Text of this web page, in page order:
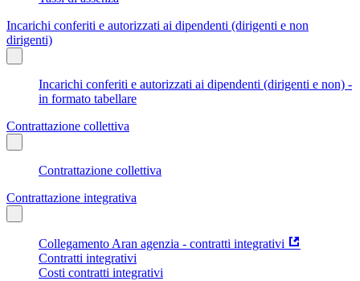
Incarichi conferiti e autorizzati ai dipendenti (dirigenti e non
dirigenti)
Incarichi conferiti e autorizzati ai dipendenti (dirigenti e non) -
in formato tabellare
Contrattazione collettiva
Contrattazione collettiva
Contrattazione integrativa
Collegamento Aran agenzia - contratti integrativi
Contratti integrativi
Costi contratti integrativi